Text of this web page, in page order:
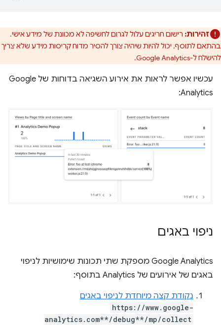
זהירות: רישום חריגים עלול לגרום לחשיפה לא מכוונת של מידע אישי.
בהתאם לתוסף, יכול להיות שיהיה צורך להסיר מדוח קריסות מידע שלא צריך
להישלח ל-Google Analytics.
עכשיו אפשר לראות את אירוע השגיאה בדוחות של Google
Analytics:
ניפוי באגים
‫Google Analytics מספקת שתי תכונות שימושיות לניפוי
באגים של אירועים של Analytics בתוסף:
נקודת קצה מיוחדת לניפוי באגים
https://www.google-
analytics.com**/debug**/mp/collect